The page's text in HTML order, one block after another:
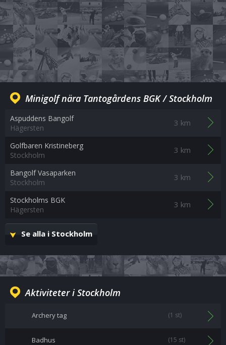
Minigolf nära Tantogårdens BGK / Stockholm
Aspuddens Bangolf
Hägersten
3 km
Golfbaren Kristineberg
Stockholm
3 km
Bangolf Vasaparken
Stockholm
3 km
Stockholms BGK
Hägersten
3 km
Se alla i Stockholm
Aktiviteter i Stockholm
Archery tag (1 st)
Badhus (15 st)